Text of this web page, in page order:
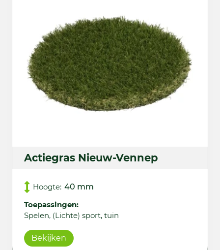
Actiegras Nieuw-Vennep
Hoogte: 40 mm
Toepassingen:
Spelen, (Lichte) sport, tuin
Bekijken